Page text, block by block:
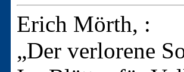
Erich Mörth, :
„Der verlorene